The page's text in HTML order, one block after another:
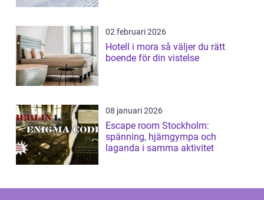
02 februari 2026
Hotell i mora så väljer du rätt
boende för din vistelse
08 januari 2026
Escape room Stockholm:
spänning, hjärngympa och
laganda i samma aktivitet